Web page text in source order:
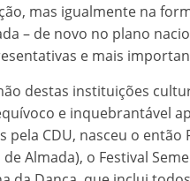
mas igualmente na
– de novo no plano
e mais
destas instituições
e inquebrantável
pela CDU, nasceu o
Almada), o Festival